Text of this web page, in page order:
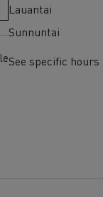
Lauantai
Sunnuntai
See specific hours